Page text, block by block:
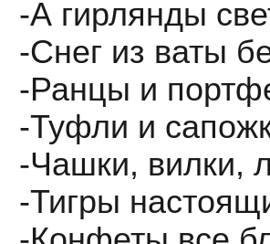
-А гирлянды
-Снег из ваты
-Ранцы и
-Туфли и
-Чашки, вилки,
-Тигры